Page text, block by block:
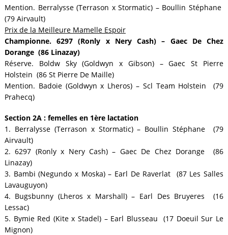
Mention. Berralysse (Terrason x Stormatic) – Boullin Stéphane
(79 Airvault)
Prix de la Meilleure Mamelle Espoir
Championne. 6297 (Ronly x Nery Cash) – Gaec De Chez
Dorange (86 Linazay)
Réserve. Boldw Sky (Goldwyn x Gibson) – Gaec St Pierre
Holstein (86 St Pierre De Maille)
Mention. Badoie (Goldwyn x Lheros) – Scl Team Holstein (79
Prahecq)
Section 2A : femelles en 1ère lactation
1. Berralysse (Terrason x Stormatic) – Boullin Stéphane (79
Airvault)
2. 6297 (Ronly x Nery Cash) – Gaec De Chez Dorange (86
Linazay)
3. Bambi (Negundo x Moska) – Earl De Raverlat (87 Les Salles
Lavauguyon)
4. Bugsbunny (Lheros x Marshall) – Earl Des Bruyeres (16
Lessac)
5. Bymie Red (Kite x Stadel) – Earl Blusseau (17 Doeuil Sur Le
Mignon)